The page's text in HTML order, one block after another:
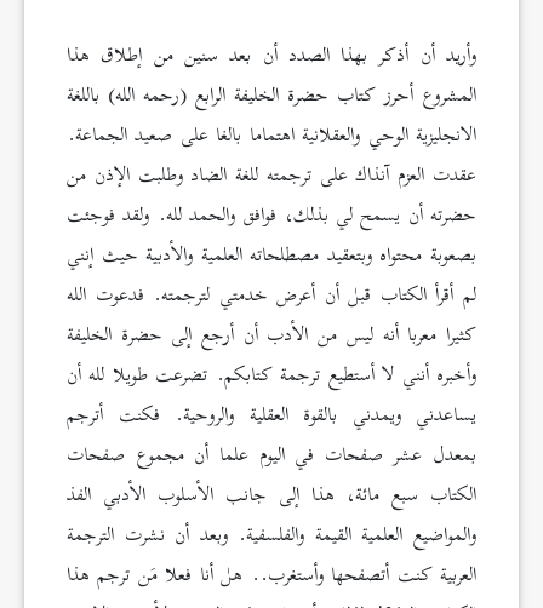
وأريد أن أذكر بهذا الصدد أن بعد سنين من إطلاق هذا
المشروع أحرز كتاب حضرة الخليفة الرابع (رحمه الله) باللغة
الانجليزية الوحي والعقلانية اهتماما بالغا على صعيد الجماعة.
عقدت العزم آنذاك على ترجمته للغة الضاد وطلبت الإذن من
حضرته أن يسمح لي بذلك، فوافق والحمد لله. ولقد فوجئت
بصعوبة محتواه وبتعقيد مصطلحاته العلمية والأدبية حيث إنني
لم أقرأ الكتاب قبل أن أعرض خدمتي لترجمته. فدعوت الله
كثيرا معربا أنه ليس من الأدب أن أرجع إلى حضرة الخليفة
وأخبره أنني لا أستطيع ترجمة كتابكم. تضرعت طويلا لله أن
يساعدني ويمدني بالقوة العقلية والروحية. فكنت أترجم
بمعدل عشر صفحات في اليوم علما أن مجموع صفحات
الكتاب سبع مائة، هذا إلى جانب الأسلوب الأدبي الفذ
والمواضيع العلمية القيمة والفلسفية. وبعد أن نشرت الترجمة
العربية كنت أتصفحها وأستغرب.. هل أنا فعلا مَن ترجم هذا